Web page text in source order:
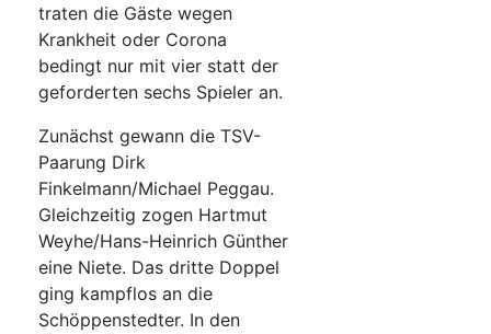
traten die Gäste wegen
Krankheit oder Corona
bedingt nur mit vier statt der
geforderten sechs Spieler an.
Zunächst gewann die TSV-
Paarung Dirk
Finkelmann/Michael Peggau.
Gleichzeitig zogen Hartmut
Weyhe/Hans-Heinrich Günther
eine Niete. Das dritte Doppel
ging kampflos an die
Schöppenstedter. In den